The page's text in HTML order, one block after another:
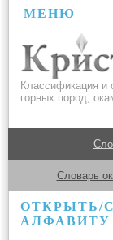
МЕНЮ
Классификация и
горных пород,
Словарь
ОТКРЫТЬ/
АЛФАВИТУ